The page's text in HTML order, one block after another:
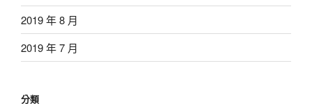
2019 年 8 月
2019 年 7 月
分類